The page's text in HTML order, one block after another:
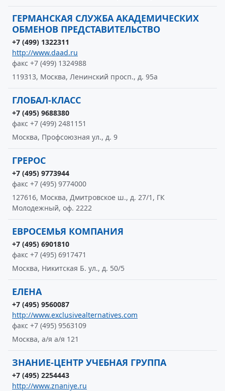
ГЕРМАНСКАЯ СЛУЖБА АКАДЕМИЧЕСКИХ
ОБМЕНОВ ПРЕДСТАВИТЕЛЬСТВО
+7 (499) 1322311
http://www.daad.ru
факс +7 (499) 1324988
119313, Москва, Ленинский просп., д. 95а
ГЛОБАЛ-КЛАСС
+7 (495) 9688380
факс +7 (499) 2481151
Москва, Профсоюзная ул., д. 9
ГРЕРОС
+7 (495) 9773944
факс +7 (495) 9774000
127616, Москва, Дмитровское ш., д. 27/1, ГК
Молодежный, оф. 2222
ЕВРОСЕМЬЯ КОМПАНИЯ
+7 (495) 6901810
факс +7 (495) 6917471
Москва, Никитская Б. ул., д. 50/5
ЕЛЕНА
+7 (495) 9560087
http://www.exclusivealternatives.com
факс +7 (495) 9563109
Москва, а/я а/я 121
ЗНАНИЕ-ЦЕНТР УЧЕБНАЯ ГРУППА
+7 (495) 2254443
http://www.znaniye.ru